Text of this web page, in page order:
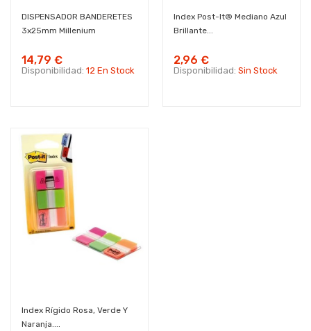
DISPENSADOR BANDERETES
3x25mm Millenium
14,79 €
Disponibilidad: 12 En Stock
Index Post-It® Mediano Azul
Brillante...
2,96 €
Disponibilidad: Sin Stock
Index Rígido Rosa, Verde Y
Naranja....